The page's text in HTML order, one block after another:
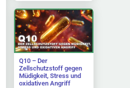
Q10 – Der
Zellschutzstoff gegen
Müdigkeit, Stress und
oxidativen Angriff